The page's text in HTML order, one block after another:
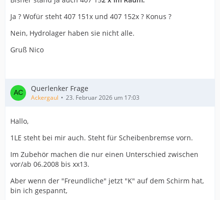
Ja ? Wofür steht 407 151x und 407 152x ? Konus ?
Nein, Hydrolager haben sie nicht alle.
Gruß Nico
Querlenker Frage
Ackergaul 23. Februar 2026 um 17:03
Hallo,
1LE steht bei mir auch. Steht für Scheibenbremse vorn.
Im Zubehör machen die nur einen Unterschied zwischen
vor/ab 06.2008 bis xx13.
Aber wenn der "Freundliche" jetzt "K" auf dem Schirm hat,
bin ich gespannt,